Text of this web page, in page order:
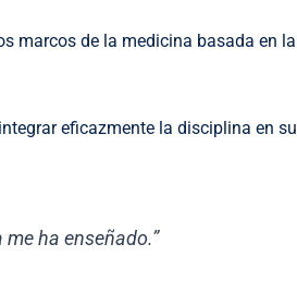
marcos de la medicina basada en la
eficazmente la disciplina en su
ha enseñado.”